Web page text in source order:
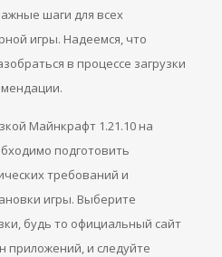
шаги для всех
игры. Надеемся, что
в процессе загрузки
Майнкрафт 1.21.10 на
подготовить
требований и
игры. Выберите
будь то официальный сайт
приложений, и следуйте